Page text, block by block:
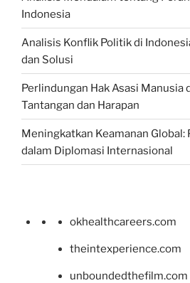
Indonesia
Analisis Konflik Politik di
dan Solusi
Perlindungan Hak Asasi Manusia
Tantangan dan Harapan
Meningkatkan Keamanan Global:
dalam Diplomasi Internasional
okhealthcareers.com
theintexperience.com
unboundedthefilm.com